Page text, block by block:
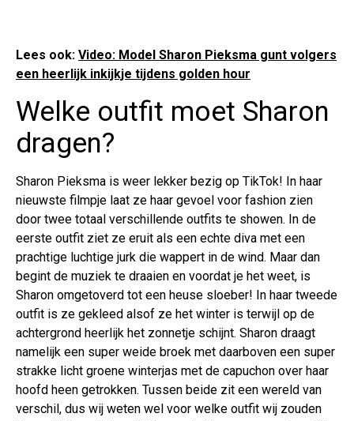
Lees ook: Video: Model Sharon Pieksma gunt volgers
een heerlijk inkijkje tijdens golden hour
Welke outfit moet Sharon
dragen?
Sharon Pieksma is weer lekker bezig op TikTok! In haar
nieuwste filmpje laat ze haar gevoel voor fashion zien
door twee totaal verschillende outfits te showen. In de
eerste outfit ziet ze eruit als een echte diva met een
prachtige luchtige jurk die wappert in de wind. Maar dan
begint de muziek te draaien en voordat je het weet, is
Sharon omgetoverd tot een heuse sloeber! In haar tweede
outfit is ze gekleed alsof ze het winter is terwijl op de
achtergrond heerlijk het zonnetje schijnt. Sharon draagt
namelijk een super weide broek met daarboven een super
strakke licht groene winterjas met de capuchon over haar
hoofd heen getrokken. Tussen beide zit een wereld van
verschil, dus wij weten wel voor welke outfit wij zouden